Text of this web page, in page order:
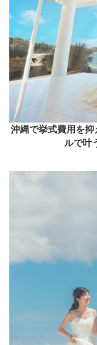
沖縄で挙式費用を
ルで叶